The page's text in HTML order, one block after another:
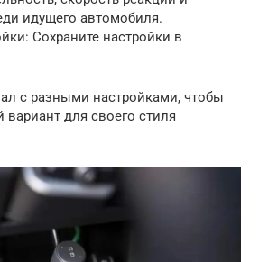
идущего автомобиля.
Сохраните настройки в
с разными настройками, чтобы
для своего стиля